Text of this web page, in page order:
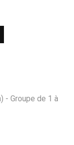
- Groupe de 1 à